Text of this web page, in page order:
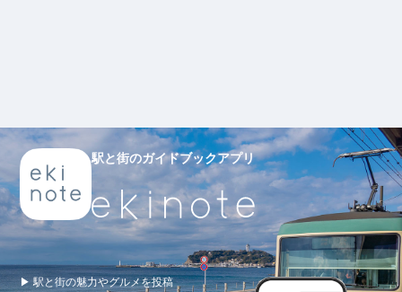
駅と街のガイドブックアプリ
▶ 駅と街の魅力やグルメを投稿